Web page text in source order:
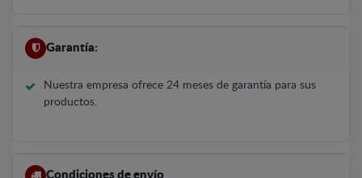
Garantía:
Nuestra empresa ofrece 24 meses de garantía para sus
productos.
Condiciones de envío